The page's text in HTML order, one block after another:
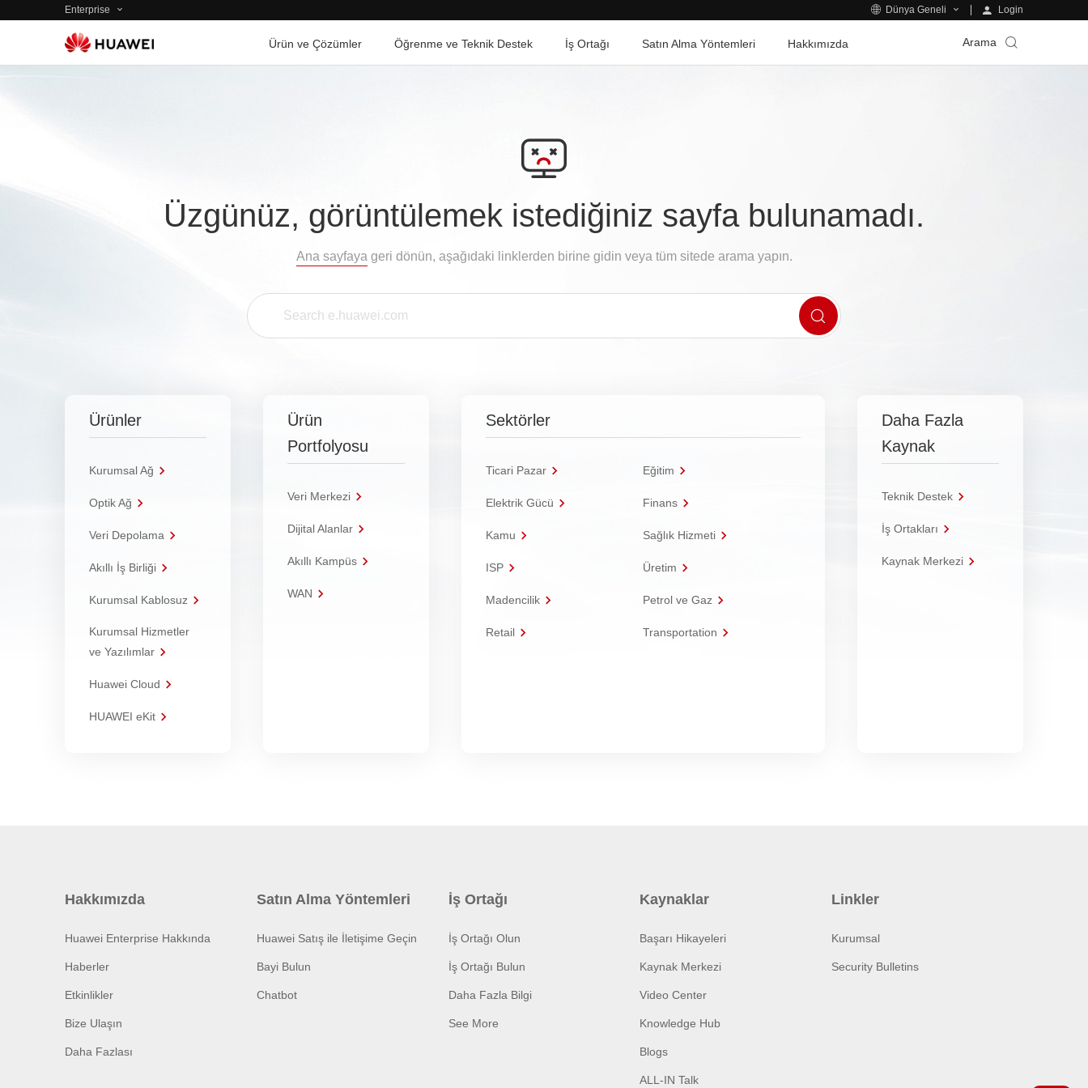
Enterprise Dünya Geneli Login
Ürün ve Çözümler Öğrenme ve Teknik Destek İş Ortağı Satın Alma Yöntemleri Hakkımızda Arama
Üzgünüz, görüntülemek istediğiniz sayfa bulunamadı.
Ana sayfaya geri dönün, aşağıdaki linklerden birine gidin veya tüm sitede arama yapın.
Ürünler
Kurumsal Ağ
Optik Ağ
Veri Depolama
Akıllı İş Birliği
Kurumsal Kablosuz
Kurumsal Hizmetler
ve Yazılımlar
Huawei Cloud
HUAWEI eKit
Ürün
Portfolyosu
Veri Merkezi
Dijital Alanlar
Akıllı Kampüs
WAN
Sektörler
Ticari Pazar Eğitim
Elektrik Gücü Finans
Kamu Sağlık Hizmeti
ISP Üretim
Madencilik Petrol ve Gaz
Retail Transportation
Daha Fazla
Kaynak
Teknik Destek
İş Ortakları
Kaynak Merkezi
Hakkımızda
Huawei Enterprise Hakkında
Haberler
Etkinlikler
Bize Ulaşın
Daha Fazlası
Satın Alma Yöntemleri
Huawei Satış ile İletişime Geçin
Bayi Bulun
Chatbot
İş Ortağı
İş Ortağı Olun
İş Ortağı Bulun
Daha Fazla Bilgi
See More
Kaynaklar
Başarı Hikayeleri
Kaynak Merkezi
Video Center
Knowledge Hub
Blogs
ALL-IN Talk
Linkler
Kurumsal
Security Bulletins